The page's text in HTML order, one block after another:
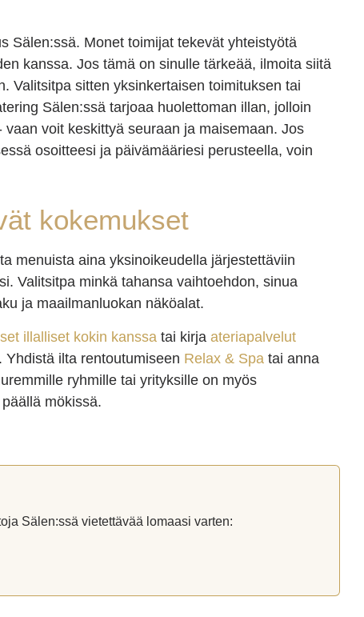
Sälen:ssä. Monet toimijat tekevät yhteistyötä
kanssa. Jos tämä on sinulle tärkeää, ilmoita siitä
Valitsitpa sitten yksinkertaisen toimituksen tai
Sälen:ssä tarjoaa huolettoman illan, jolloin
voit keskittyä seuraan ja maisemaan. Jos
osoitteesi ja päivämääriesi perusteella, voin
kokemukset
menuista aina yksinoikeudella järjestettäviin
Valitsitpa minkä tahansa vaihtoehdon, sinua
ja maailmanluokan näköalat.
illalliset kokin kanssa tai kirjaateriapalvelut
ilta rentoutumiseen Relax & Spa tai anna
ryhmille tai yrityksille on myös
mökissä.
Sälen:ssä vietettävää lomaasi varten: